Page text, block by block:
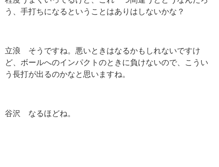
う、手打ちになるということはありはしないかな？
立浪 そうですね。悪いときはなるかもしれないですけ
ど、ボールへのインパクトのときに負けないので、こうい
う長打が出るのかなと思いますね。
谷沢 なるほどね。